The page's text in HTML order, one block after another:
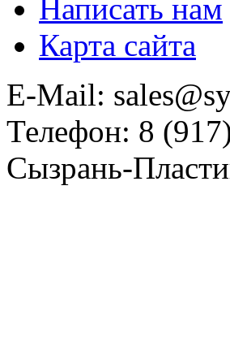
Написать нам
Карта сайта
E-Mail:
Телефон: 8
Сызрань-